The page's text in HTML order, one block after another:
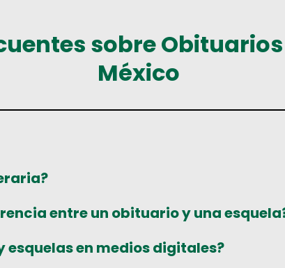
sobre
México
entre un obituario y una
esquelas en medios digitales?